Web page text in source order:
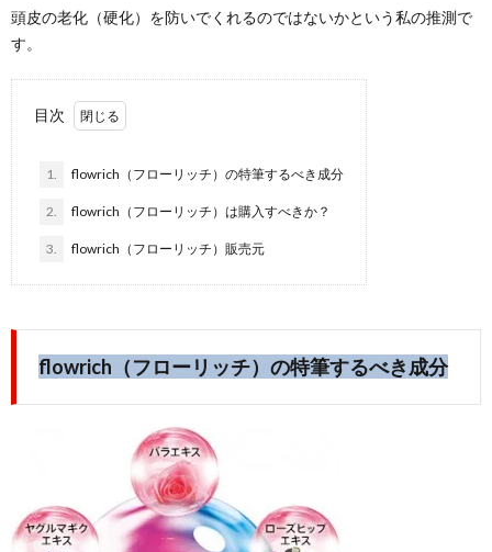
頭皮の老化（硬化）を防いでくれるのではないかという私の推測で
す。
目次
1. flowrich（フローリッチ）の特筆するべき成分
2. flowrich（フローリッチ）は購入すべきか？
3. flowrich（フローリッチ）販売元
flowrich（フローリッチ）の特筆するべき成分